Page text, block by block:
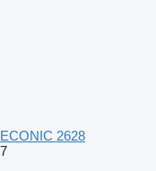
ECONIC 2628
7